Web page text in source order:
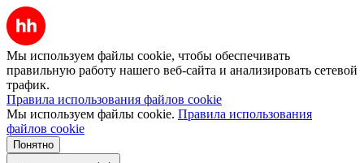
Мы используем файлы cookie, чтобы обеспечивать
правильную работу нашего веб-сайта и анализировать сетевой
трафик.
Правила использования файлов cookie
Мы используем файлы cookie. Правила использования
файлов cookie
Понятно